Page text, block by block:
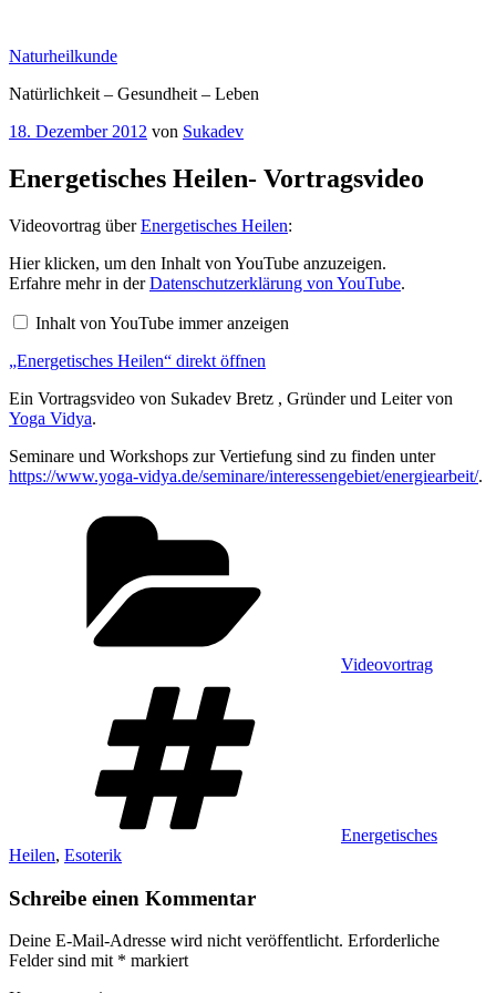
springen
Naturheilkunde
Natürlichkeit – Gesundheit – Leben
Veröffentlicht
18. Dezember 2012 von Sukadev
Energetisches Heilen- Vortragsvideo
Videovortrag überEnergetisches Heilen:
„Energetisches
Heilen“
von
anzeigen
Hier klicken, um den Inhalt von YouTube anzuzeigen.
Erfahre mehr in derDatenschutzerklärung von YouTube.
Inhalt von YouTube immer anzeigen
„Energetisches Heilen“ direkt öffnen
Ein Vortragsvideo von Sukadev Bretz , Gründer und Leiter von
Yoga Vidya.
Seminare und Workshops zur Vertiefung sind zu finden unter
https://www.yoga-vidya.de/seminare/interessengebiet/energiearbeit/.
Videovortrag
Energetisches
Heilen, Esoterik
Schreibe einen Kommentar
Deine E-Mail-Adresse wird nicht veröffentlicht. Erforderliche
Felder sind mit * markiert